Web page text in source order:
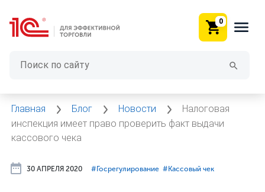
0
Главная Блог Новости
Налоговая
инспекция имеет право проверить факт выдачи
кассового чека
30 АПРЕЛЯ 2020 #⁣Госрегулирование #⁣Кассовый чек